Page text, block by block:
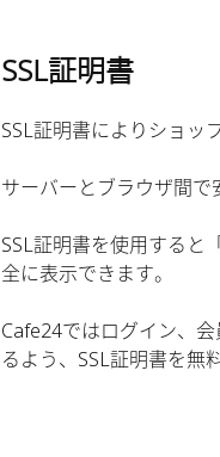
SSL証明書
SSL証明書によりショッ
サーバーとブラウザ間で
SSL証明書を使用すると
全に表示できます。
Cafe24ではログイン、
るよう、SSL証明書を無